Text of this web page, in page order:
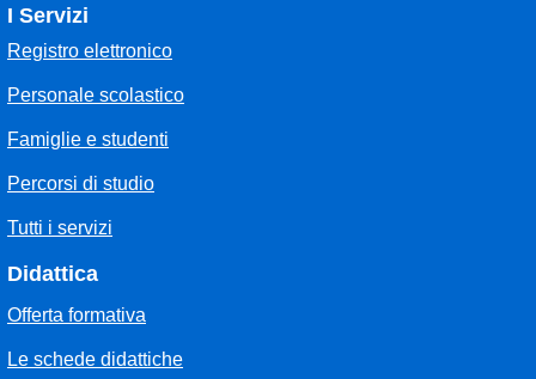
I Servizi
Registro elettronico
Personale scolastico
Famiglie e studenti
Percorsi di studio
Tutti i servizi
Didattica
Offerta formativa
Le schede didattiche